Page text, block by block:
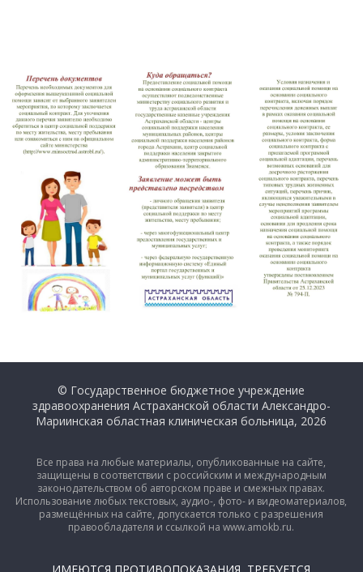
© Государственное бюджетное учреждение
здравоохранения Астраханской области Александро-
Мариинская областная клиническая больница, 2026
Все права на любые материалы, опубликованные на сайте,
защищены в соответствии с российским и международным
законодательством об авторском праве и смежных правах.
Использование любых текстовых, аудио-, фото- и видеоматериалов,
размещённых на сайте, допускается только с разрешения
правообладателя и ссылкой на www.amokb.ru.